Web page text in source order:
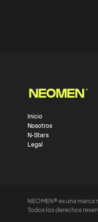
Inicio
Nosotros
N-Stars
Legal
NEOMEN® es una
Todos los derechos